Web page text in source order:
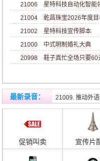
21006 星特科技自动化智
21004 乾昌珠宝2026年度
21002 星特科技宣传脚本
21000 中式明制婚礼大典
20998 鞋子真忙全场只要
最新录音：
21010. 外语教
21009. 推动外
促销叫卖 宣传片